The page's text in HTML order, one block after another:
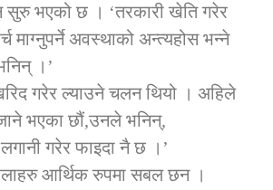
तातोपानी गाउँपालिका जुम्लाको सूचना
सुरु भएको छ । ‘तरकारी खेति गरेर
माग्नुपर्ने अवस्थाको अन्त्यहोस भन्ने
।’
गरेर ल्याउने चलन थियो । अहिले
भएका छौं,उनले भनिन्,
गरेर फाइदा नै छ ।’
आर्थिक रुपमा सबल छन ।